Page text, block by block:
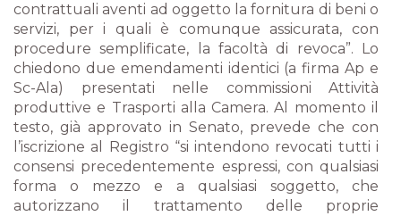
contrattuali aventi ad oggetto la fornitura di beni o
servizi, per i quali è comunque assicurata, con
procedure semplificate, la facoltà di revoca”. Lo
chiedono due emendamenti identici (a firma Ap e
Sc-Ala) presentati nelle commissioni Attività
produttive e Trasporti alla Camera. Al momento il
testo, già approvato in Senato, prevede che con
l’iscrizione al Registro “si intendono revocati tutti i
consensi precedentemente espressi, con qualsiasi
forma o mezzo e a qualsiasi soggetto, che
autorizzano il trattamento delle proprie